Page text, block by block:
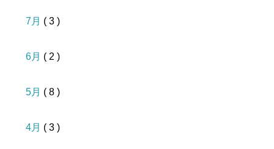
7月 ( 3 )
6月 ( 2 )
5月 ( 8 )
4月 ( 3 )